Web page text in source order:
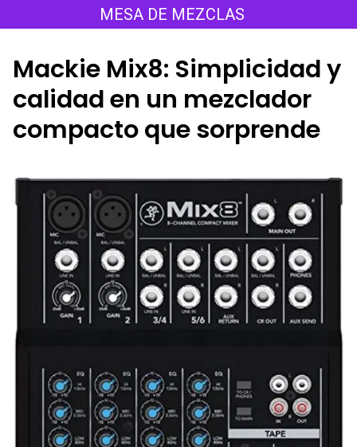
al
MESA DE MEZCLAS
Mackie Mix8: Simplicidad y
calidad en un mezclador
compacto que sorprende